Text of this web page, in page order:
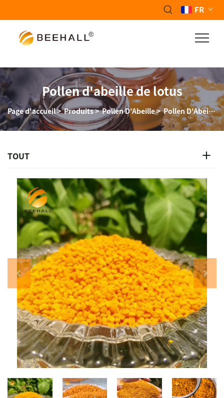
FR
Pollen d'abeille de lotus
Page d'accueil>Produits>Pollen D'Abeille>Pollen D'Abeille De Nénuphar
TOUT